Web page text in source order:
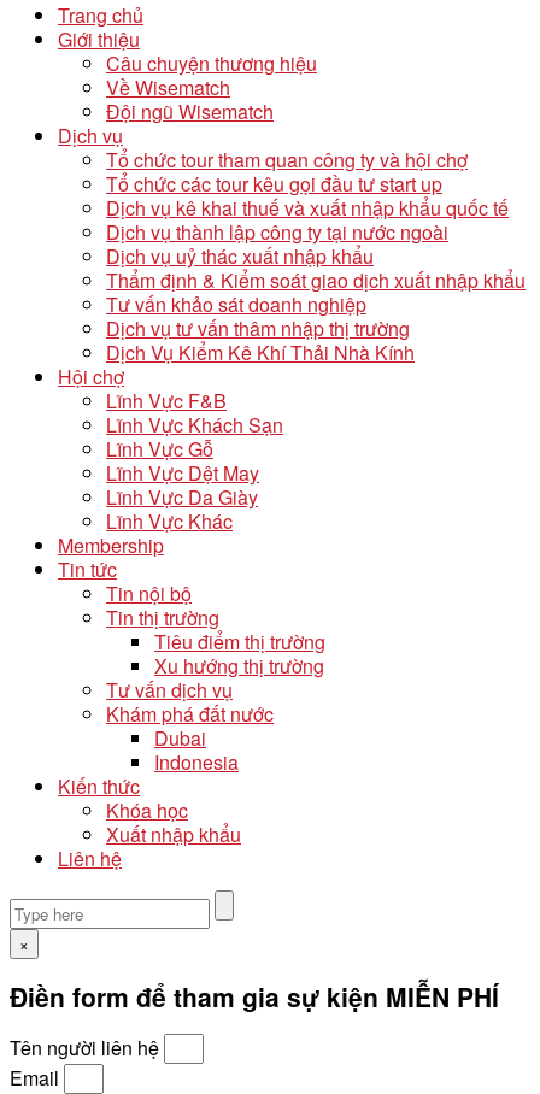
Trang chủ
Giới thiệu
Câu chuyện thương hiệu
Về Wisematch
Đội ngũ Wisematch
Dịch vụ
Tổ chức tour tham quan công ty và hội chợ
Tổ chức các tour kêu gọi đầu tư start up
Dịch vụ kê khai thuế và xuất nhập khẩu quốc tế
Dịch vụ thành lập công ty tại nước ngoài
Dịch vụ uỷ thác xuất nhập khẩu
Thẩm định & Kiểm soát giao dịch xuất nhập khẩu
Tư vấn khảo sát doanh nghiệp
Dịch vụ tư vấn thâm nhập thị trường
Dịch Vụ Kiểm Kê Khí Thải Nhà Kính
Hội chợ
Lĩnh Vực F&B
Lĩnh Vực Khách Sạn
Lĩnh Vực Gỗ
Lĩnh Vực Dệt May
Lĩnh Vực Da Giày
Lĩnh Vực Khác
Membership
Tin tức
Tin nội bộ
Tin thị trường
Tiêu điểm thị trường
Xu hướng thị trường
Tư vấn dịch vụ
Khám phá đất nước
Dubai
Indonesia
Kiến thức
Khóa học
Xuất nhập khẩu
Liên hệ
×
Điền form để tham gia sự kiện MIỄN PHÍ
Tên người liên hệ
Email